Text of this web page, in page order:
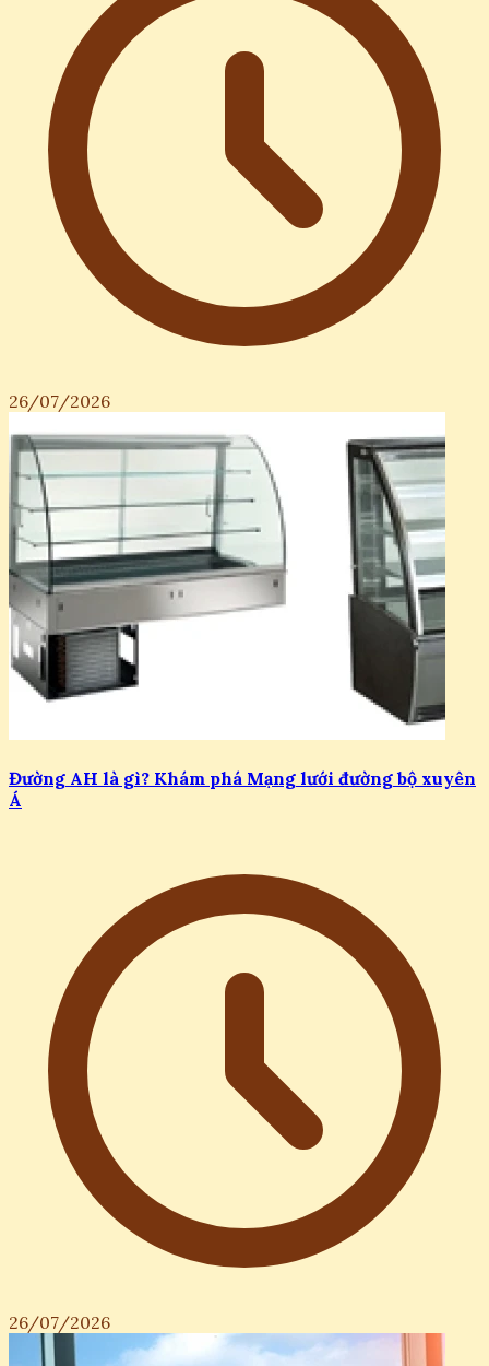
26/07/2026
Đường AH là gì? Khám phá Mạng lưới đường bộ xuyên
Á
26/07/2026